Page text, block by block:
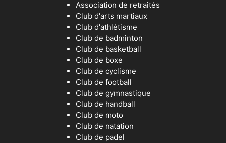
Association de retraités
Club d'arts martiaux
Club d'athlétisme
Club de badminton
Club de basketball
Club de boxe
Club de cyclisme
Club de football
Club de gymnastique
Club de handball
Club de moto
Club de natation
Club de padel